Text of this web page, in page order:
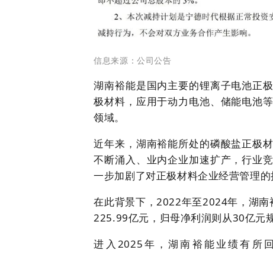
信息来源：公司公告
湖南裕能是国内主要的锂离子电池正
极材料，应用于动力电池、储能电池
领域。
近年来，湖南裕能所处的磷酸盐正极
不断涌入、业内企业加速扩产，行业
一步加剧了对正极材料企业经营管理的
在此背景下，2022年至2024年，湖
225.99亿元，归母净利润则从30亿元
进入2025年，湖南裕能业绩有所